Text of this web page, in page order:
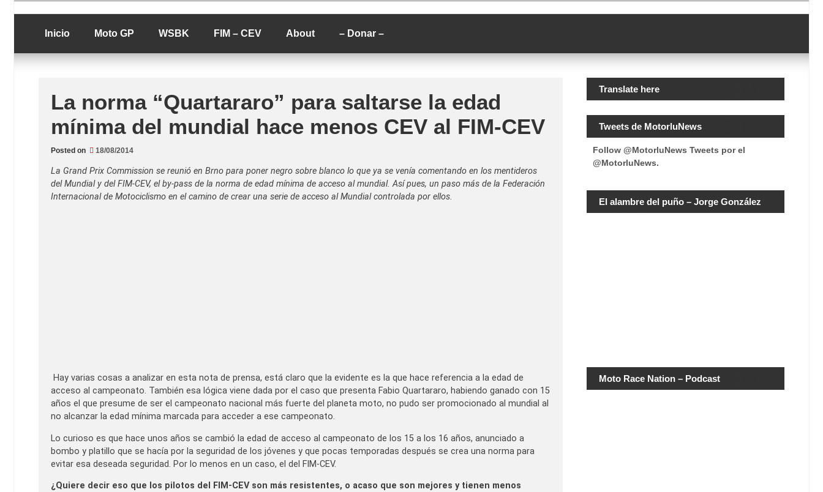
to
contentLucio Lopez GP
luciolopezgp
Inicio Moto GP WSBK FIM – CEV About – Donar –
La norma “Quartararo” para saltarse la edad
mínima del mundial hace menos CEV al FIM-CEV
Posted on 18/08/2014
La Grand Prix Commission se reunió en Brno para poner negro sobre blanco lo que ya se venía comentando en los mentideros
del Mundial y del FIM-CEV, el by-pass de la norma de edad mínima de acceso al mundial. Así pues, un paso más de la Federación
Internacional de Motociclismo en el camino de crear una serie de acceso al Mundial controlada por ellos.
Hay varias cosas a analizar en esta nota de prensa, está claro que la evidente es la que hace referencia a la edad de
acceso al campeonato. También esa lógica viene dada por el caso que presenta Fabio Quartararo, habiendo ganado con 15
años el que presume de ser el campeonato nacional más fuerte del planeta moto, no pudo ser promocionado al mundial al
no alcanzar la edad mínima marcada para acceder a ese campeonato.
Lo curioso es que hace unos años se cambió la edad de acceso al campeonato de los 15 a los 16 años, anunciado a
bombo y platillo que se hacía por la seguridad de los jóvenes y que pocas temporadas después se crea una norma para
evitar esa deseada seguridad. Por lo menos en un caso, el del FIM-CEV.
¿Quiere decir eso que los pilotos del FIM-CEV son más resistentes, o acaso que son mejores y tienen menos
Translate here
Tweets de MotorluNews
Follow @MotorluNews Tweets por el
@MotorluNews.
El alambre del puño – Jorge González
Moto Race Nation – Podcast